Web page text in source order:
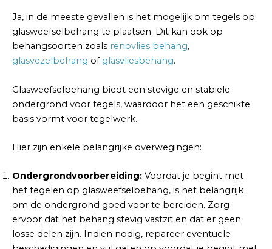
Ja, in de meeste gevallen is het mogelijk om tegels op
glasweefselbehang te plaatsen. Dit kan ook op
behangsoorten zoals renovlies behang,
glasvezelbehang of glasvliesbehang.
Glasweefselbehang biedt een stevige en stabiele
ondergrond voor tegels, waardoor het een geschikte
basis vormt voor tegelwerk.
Hier zijn enkele belangrijke overwegingen:
Ondergrondvoorbereiding: Voordat je begint met
het tegelen op glasweefselbehang, is het belangrijk
om de ondergrond goed voor te bereiden. Zorg
ervoor dat het behang stevig vastzit en dat er geen
losse delen zijn. Indien nodig, repareer eventuele